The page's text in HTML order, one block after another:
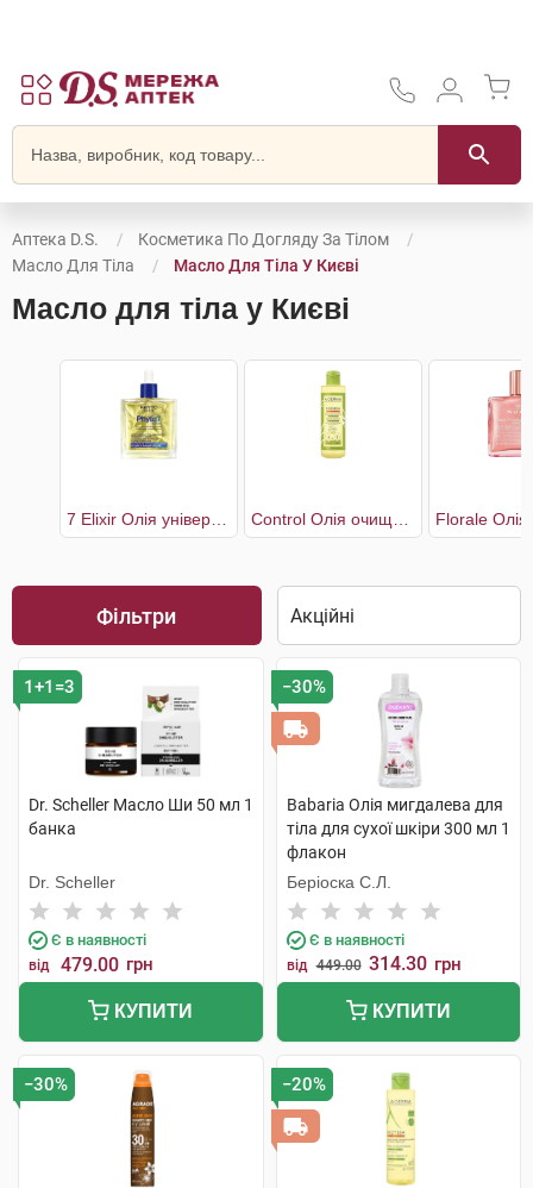
Аптека D.S.
Косметика По Догляду За Тілом
Масло Для Тіла
Масло Для Тіла У Києві
Масло для тіла у Києві
Фільтри
1+1=3
Dr. Scheller Масло Ши 50 мл 1
банка
Dr. Scheller
Є в наявності
від 479.00 грн
КУПИТИ
−30%
Babaria Олія мигдалева для
тіла для сухої шкіри 300 мл 1
флакон
Беріоска С.Л.
Є в наявності
від 449.00 314.30 грн
КУПИТИ
−30% −20%